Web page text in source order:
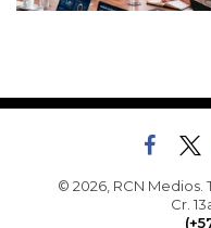
© 2026, RCN Medios.
Cr.